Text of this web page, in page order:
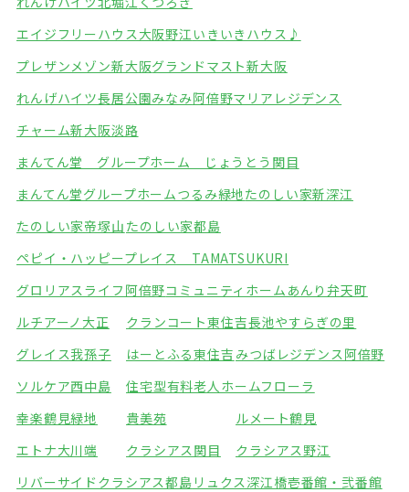
エイジフリーハウス大阪野江いきいきハウス♪
プレザンメゾン新大阪グランドマスト新大阪
れんげハイツ長居公園みなみ阿倍野マリアレジデンス
チャーム新大阪淡路
まんてん堂 グループホーム じょうとう関目
まんてん堂グループホームつるみ緑地たのしい家新深江
たのしい家帝塚山 たのしい家都島
ペピイ・ハッピープレイス TAMATSUKURI
グロリアスライフ阿倍野コミュニティホームあんり弁天町
ルチアーノ大正
クランコート東住吉長池やすらぎの里
グレイス我孫子
はーとふる東住吉 みつばレジデンス阿倍野
ソルケア西中島
住宅型有料老人ホームフローラ
幸楽鶴見緑地
貴美苑
ルメート鶴見
エトナ大川端
クラシアス関目
クラシアス野江
リバーサイドクラシアス都島 リュクス深江橋壱番館・弐番館